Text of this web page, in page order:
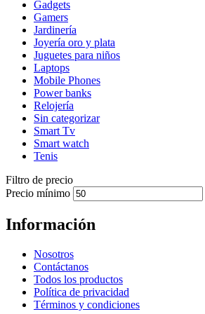
Gadgets
Gamers
Jardinería
Joyería oro y plata
Juguetes para niños
Laptops
Mobile Phones
Power banks
Relojería
Sin categorizar
Smart Tv
Smart watch
Tenis
Filtro de precio
Precio mínimo
Información
Nosotros
Contáctanos
Todos los productos
Política de privacidad
Términos y condiciones